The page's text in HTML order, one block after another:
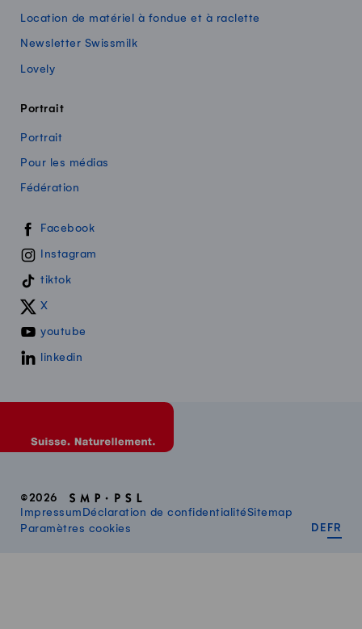
Location de matériel à fondue et à raclette
Newsletter Swissmilk
Lovely
Portrait
Portrait
Pour les médias
Fédération
Swissmilk sur les réseaux sociaux
Facebook
Instagram
tiktok
X
youtube
linkedin
©2026
Impressum Déclaration de confidentialitéSitemap
Paramètres cookies
DE FR